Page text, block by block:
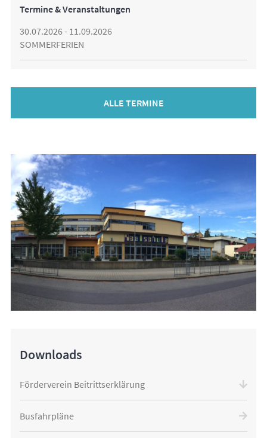
Termine & Veranstaltungen
30.07.2026 - 11.09.2026
SOMMERFERIEN
ALLE TERMINE
Downloads
Förderverein Beitrittserklärung
Busfahrpläne